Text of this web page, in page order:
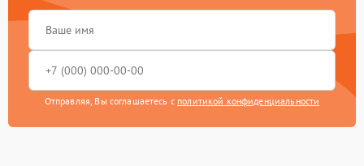
Отправляя, Вы соглашаетесь с политикой конфиденциальности